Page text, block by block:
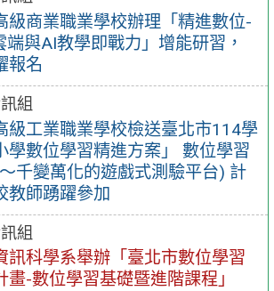
級商業職業學校辦理「精進數位-
與AI教學即戰力」增能研習，
報名
組
級工業職業學校檢送臺北市114學
學數位學習精進方案」 數位學習
千變萬化的遊戲式測驗平台) 計
教師踴躍參加
組
訊科學系舉辦「臺北市數位學習
-數位學習基礎暨進階課程」